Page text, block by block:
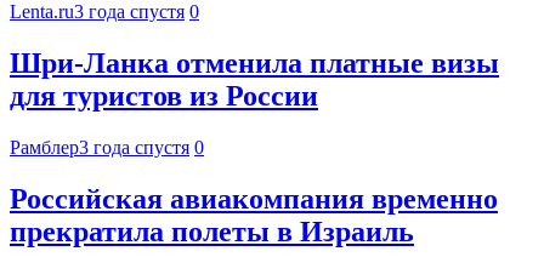
Lenta.ru3 года спустя 0
Шри-Ланка отменила платные визы
для туристов из России
Рамблер3 года спустя 0
Российская авиакомпания временно
прекратила полеты в Израиль